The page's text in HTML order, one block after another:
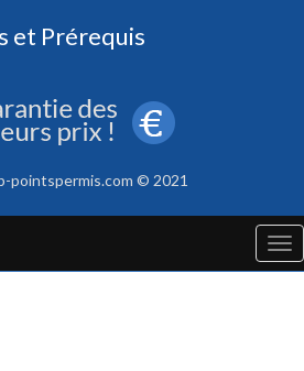
et Prérequis
pointspermis.com © 2021